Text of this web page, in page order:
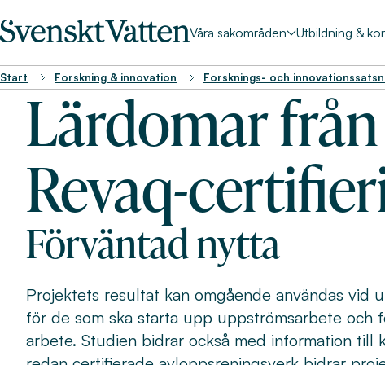
Våra sakområden Utbildning &
Start Forskning & innovation Forsknings- och
Lärdomar
Revaq-
Förväntad nytta
Projektets resultat kan omgående användas
för de som ska starta upp uppströmsarbete
arbete. Studien bidrar också med information till